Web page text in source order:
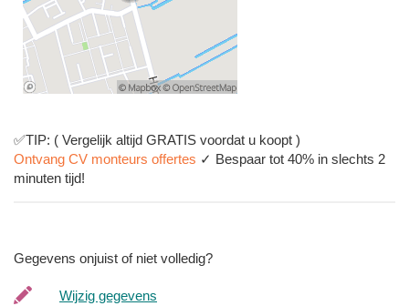
✅TIP: ( Vergelijk altijd GRATIS voordat u koopt )
Ontvang CV monteurs offertes ✓ Bespaar tot 40% in slechts 2
minuten tijd!
Gegevens onjuist of niet volledig?
Wijzig gegevens